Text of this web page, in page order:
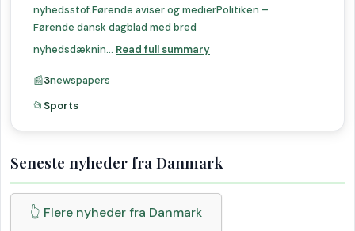
nyhedsstof.Førende aviser og medierPolitiken –
Førende dansk dagblad med bred
nyhedsdæknin... Read full summary
📰3newspapers
📂 Sports
Seneste nyheder fra Danmark
👆 Flere nyheder fra Danmark